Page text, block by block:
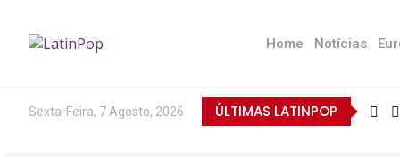
Home Notícias
Sexta-Feira, 7 Agosto, 2026 ÚLTIMAS LATINPOP